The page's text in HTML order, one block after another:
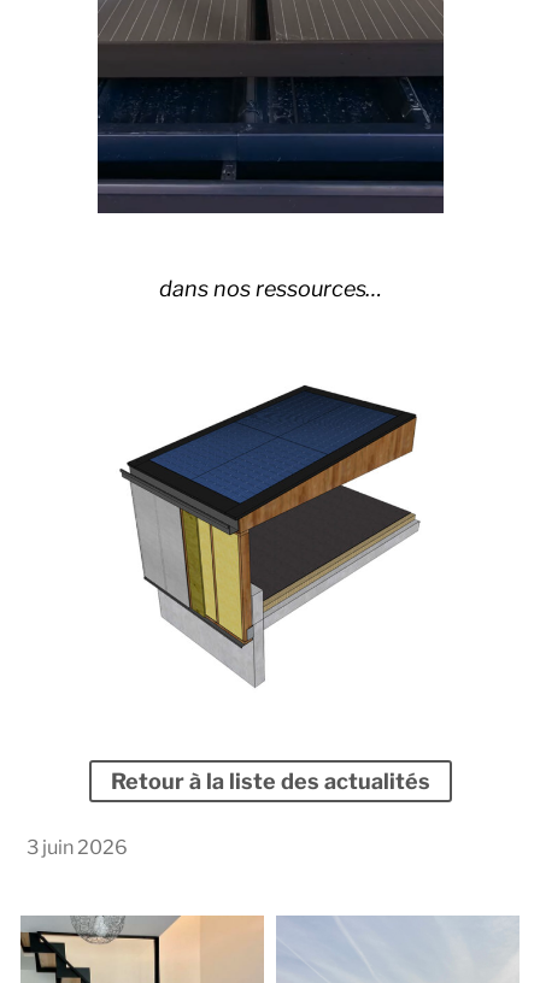
dans nos ressources…
Retour à la liste des actualités
3 juin 2026